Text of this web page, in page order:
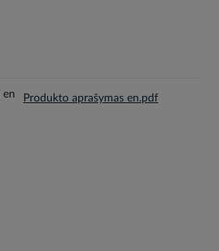
Produkto aprašymas en.pdf